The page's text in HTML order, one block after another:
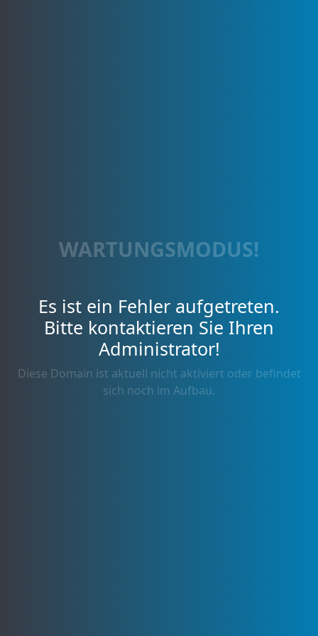
WARTUNGSMODUS!
Es ist ein Fehler aufgetreten.
Bitte kontaktieren Sie Ihren
Administrator!
Diese Domain ist aktuell nicht aktiviert oder befindet
sich noch im Aufbau.